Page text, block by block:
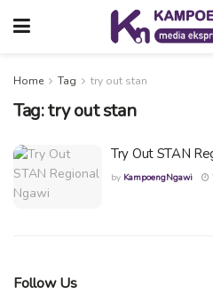
Home Tag try out stan
Tag:try out stan
Try Out STAN
by KampoengNgawi
Follow Us